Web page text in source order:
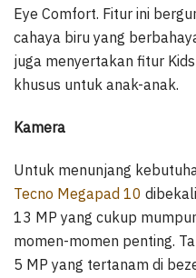
Eye Comfort. Fitur ini
cahaya biru yang
juga menyertakan fitur
khusus untuk anak-anak.
Kamera
Untuk menunjang
Tecno Megapad 10
13 MP yang cukup
momen-momen penting.
5 MP yang tertanam di